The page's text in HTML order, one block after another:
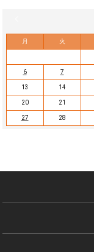
月 火
6 7
13 14
20 21
27 28